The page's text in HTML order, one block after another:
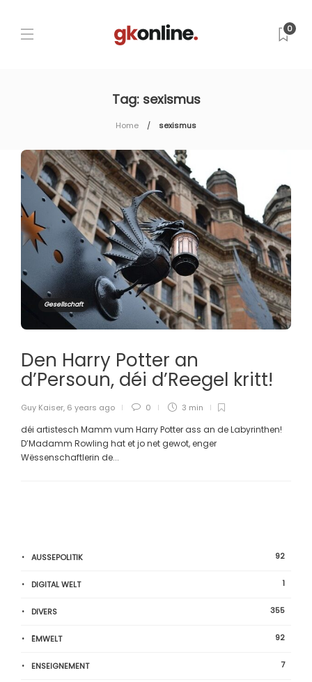
0
Tag: sexismus
Home sexismus
Gesellschaft
Den Harry Potter an
d’Persoun, déi d’Reegel kritt!
Guy Kaiser, 6 years ago 0 3 min
déi artistesch Mamm vum Harry Potter ass an de Labyrinthen!
D’Madamm Rowling hat et jo net gewot, enger
Wëssenschaftlerin de...
AUSSEPOLITIK 92
DIGITAL WELT 1
DIVERS 355
ËMWELT 92
ENSEIGNEMENT 7